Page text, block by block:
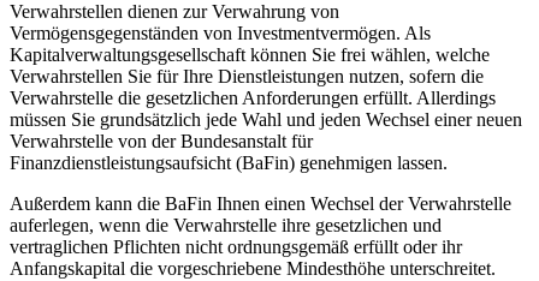
Verwahrstellen dienen zur Verwahrung von
Vermögensgegenständen von Investmentvermögen. Als
Kapitalverwaltungsgesellschaft können Sie frei wählen, welche
Verwahrstellen Sie für Ihre Dienstleistungen nutzen, sofern die
Verwahrstelle die gesetzlichen Anforderungen erfüllt. Allerdings
müssen Sie grundsätzlich jede Wahl und jeden Wechsel einer neuen
Verwahrstelle von der Bundesanstalt für
Finanzdienstleistungsaufsicht (BaFin) genehmigen lassen.
Außerdem kann die BaFin Ihnen einen Wechsel der Verwahrstelle
auferlegen, wenn die Verwahrstelle ihre gesetzlichen und
vertraglichen Pflichten nicht ordnungsgemäß erfüllt oder ihr
Anfangskapital die vorgeschriebene Mindesthöhe unterschreitet.